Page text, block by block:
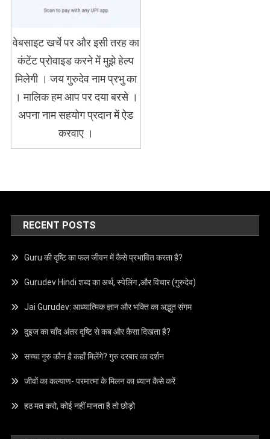
वेबसाइट खर्चे पर और इसी तरह का
कंटेंट प्रोवाइड करने में मुझे हेल्प
मिलेगी । जय गुरुदेव नाम प्रभु का
। मालिक हम आप पर दया बरसे ।
अपना नाम सहयोग प्रदान में ऐड
करवाए ।
RECENT POSTS
Guru की दृष्टि का फल जीवन में कैसे प्रभावित करता है?
Gurudev Hindi शब्द का अर्थ, स्पेलिंग ,और विचार (गुरुदेव)
Jai Gurudev: आध्यात्मिक ज्ञान और भक्ति का अद्भुत संगम
दुइज का चाँद अंतर दृष्टि से कब और कैसा दिखता है?
सच्चा गुरु कौन है कहाँ मिलेंगे? गुरु दरबार का दर्शन
जीवों का कल्याण- परमात्मा के मिलन का ध्यान कैसे करें
हठ मत करो, कोई नहीं मानता है तो छोड़ो